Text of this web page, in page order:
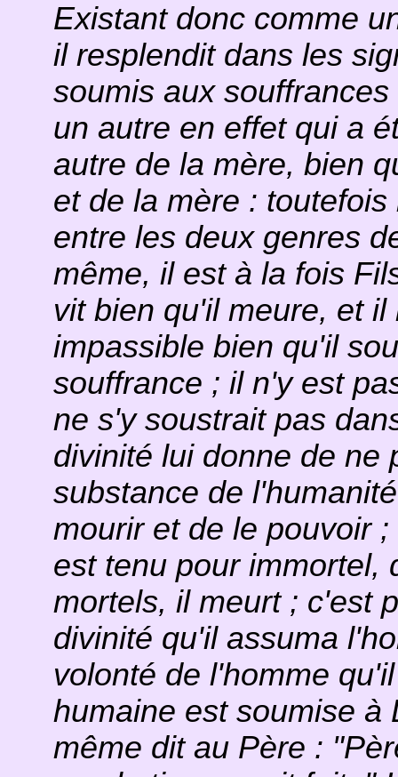
Existant donc comme
il resplendit dans les
soumis aux
un autre en effet qui a
autre de la mère, bien
et de la mère :
entre les deux genres
même, il est à la fois
vit bien qu'il meure, et
impassible bien qu'il
souffrance ; il n'y est
ne s'y soustrait pas
divinité lui donne de ne
substance de
mourir et de le pouvoir
est tenu pour immortel,
mortels, il meurt ; c'est
divinité qu'il assuma
volonté de l'homme
humaine est soumise à
même dit au Père :